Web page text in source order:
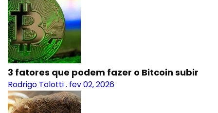
3 fatores que podem fazer o Bitcoin subir
Rodrigo Tolotti. fev 02, 2026